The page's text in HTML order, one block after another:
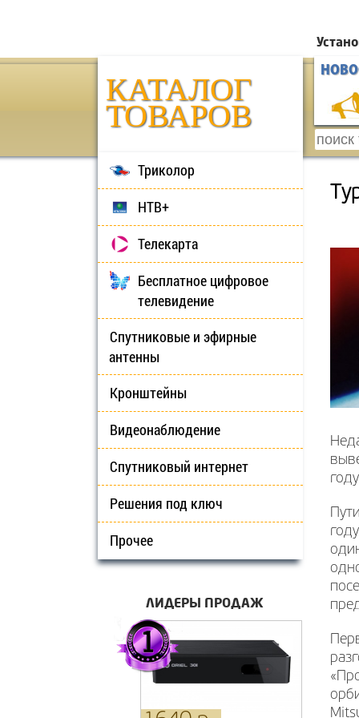
КАТАЛОГ
ТОВАРОВ
Триколор
НТВ+
Телекарта
Бесплатное цифровое
телевидение
Спутниковые и эфирные
антенны
Кронштейны
Видеонаблюдение
Спутниковый интернет
Решения под ключ
Прочее
ЛИДЕРЫ ПРОДАЖ